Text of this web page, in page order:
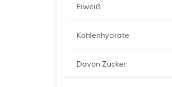
Eiweiß
Kohlenhydrate
Davon Zucker